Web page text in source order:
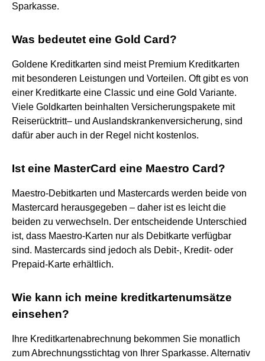
Sparkasse.
Was bedeutet eine Gold Card?
Goldene Kreditkarten sind meist Premium Kreditkarten
mit besonderen Leistungen und Vorteilen. Oft gibt es von
einer Kreditkarte eine Classic und eine Gold Variante.
Viele Goldkarten beinhalten Versicherungspakete mit
Reiserücktritt– und Auslandskrankenversicherung, sind
dafür aber auch in der Regel nicht kostenlos.
Ist eine MasterCard eine Maestro Card?
Maestro-Debitkarten und Mastercards werden beide von
Mastercard herausgegeben – daher ist es leicht die
beiden zu verwechseln. Der entscheidende Unterschied
ist, dass Maestro-Karten nur als Debitkarte verfügbar
sind. Mastercards sind jedoch als Debit-, Kredit- oder
Prepaid-Karte erhältlich.
Wie kann ich meine kreditkartenumsätze
einsehen?
Ihre Kreditkartenabrechnung bekommen Sie monatlich
zum Abrechnungsstichtag von Ihrer Sparkasse. Alternativ